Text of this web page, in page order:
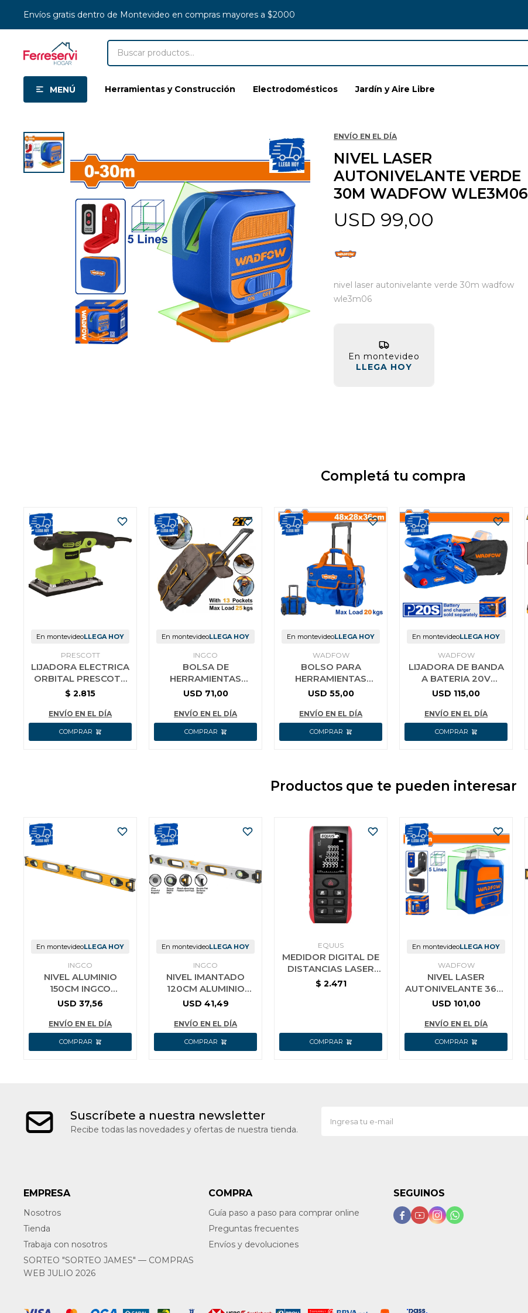
MENÚ Herramientas y Construcción Electrodomésticos Jardín y Aire Libre
Envíos gratis dentro de Montevideo en compras mayores a $2000
ENVÍO EN EL DÍA
NIVEL LASER
AUTONIVELANTE VERDE
30M WADFOW WLE3M06
USD 99,00
nivel laser autonivelante verde 30m wadfow
wle3m06
En montevideo
LLEGA HOY
Completá tu compra
En montevideoLLEGA HOY
PRESCOTT
LIJADORA ELECTRICA
ORBITAL PRESCOTT
320W 14000 RPM
$ 2.815
ENVÍO EN EL DÍA
En montevideoLLEGA HOY
INGCO
BOLSA DE
HERRAMIENTAS
MARRÓN CON
HRRTB2715 DE 27
PULGADAS
USD 71,00
ENVÍO EN EL DÍA
En montevideoLLEGA HOY
WADFOW
BOLSO PARA
HERRAMIENTAS
RÍGIDO CON RUEDAS
WTGR102
USD 55,00
ENVÍO EN EL DÍA
En montevideoLLEGA HOY
WADFOW
LIJADORA DE BANDA
A BATERIA 20V
BRUSHLESS C/BOLSA
USD 115,00
ENVÍO EN EL DÍA
Productos que te pueden interesar
En montevideoLLEGA HOY
INGCO
NIVEL ALUMINIO
150CM INGCO
HSL08150 INDUSTRIAL
USD 37,56
ENVÍO EN EL DÍA
En montevideoLLEGA HOY
INGCO
NIVEL IMANTADO
120CM ALUMINIO
INGCO HSL38120M
USD 41,49
ENVÍO EN EL DÍA
EQUUS
MEDIDOR DIGITAL DE
DISTANCIAS LASER
EQUUS 70M MEMORIA
$ 2.471
En montevideoLLEGA HOY
WADFOW
NIVEL LASER
AUTONIVELANTE 360°
+ SOPORTE WADFOW
USD 101,00
ENVÍO EN EL DÍA
Suscríbete a nuestra newsletter
Recibe todas las novedades y ofertas de nuestra tienda.
EMPRESA
Nosotros
Tienda
Trabaja con nosotros
SORTEO "SORTEO JAMES" — COMPRAS
WEB JULIO 2026
COMPRA
Guía paso a paso para comprar online
Preguntas frecuentes
Envíos y devoluciones
SEGUINOS
   